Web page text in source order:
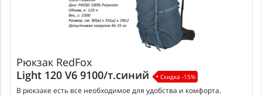
Рюкзак RedFox
Light 120 V6 9100/т.синий
Скидка -15%
В рюкзаке есть все необходимое для удобства и комфорта.